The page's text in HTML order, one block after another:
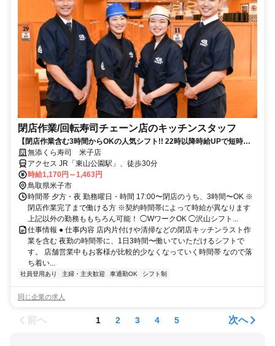
閉店作業​/回転寿司チェーン店のキッチンスタッフ
【閉店作業含む3時間からOKの人気シフト!! 22時以降時給UPで短時間
で稼げる】
無添くら寿司 米子店
アクセス JR「東山公園駅」、徒歩30分
時給1,170円～1,463円
鳥取県米子市
時間帯 夕方・夜 勤務曜日・時間 17:00〜閉店のうち、3時間〜OK ※
閉店作業完了まで働ける方 ※契約時間帯によって時給が異なります
上記以外の勤務ももちろん可能！ ◯WワークOK ◯沢山シフト...
仕事情報 ● 仕事内容 店内片付けや清掃などの閉店キッチンラスト作
業を含む 夜勤の時間帯に、1日3時間〜働いていただけるシフトで
す。 店舗営業中もお客様が比較的少なくなっていく時間帯 なので落
ち着い...
社員登用あり 主婦・主夫歓迎 車通勤OK シフト制
同じ企業の求人
前へ 1 2 3 4 5 次へ